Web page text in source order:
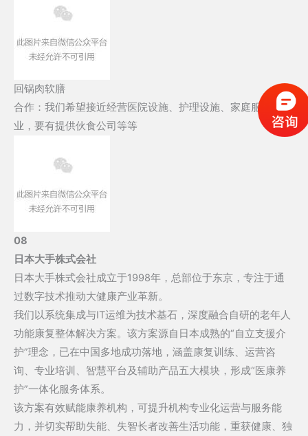
回锅肉软膳
合作：我们希望接近经营医院设施、护理设施、家庭服务的企
业，要有提供伙食公司等等
08
日本大手株式会社
日本大手株式会社成立于1998年，总部位于东京，专注于通
过数字技术推动大健康产业革新。
我们以系统集成与IT运维为技术基石，深度融合自研的老年人
功能康复整体解决方案。该方案源自日本成熟的“自立支援介
护”理念，已在中国多地成功落地，涵盖康复训练、运营咨
询、专业培训、智慧平台及辅助产品五大模块，形成“医康养
护”一体化服务体系。
该方案有效赋能康养机构，可提升机构专业化运营与服务能
力，并切实帮助失能、失智长者改善生活功能，重获健康、独